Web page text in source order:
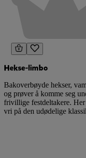
Hekse-limbo
Bakoverbøyde hekser,
og prøver å komme seg
frivillige festdeltakere.
vri på den udødelige